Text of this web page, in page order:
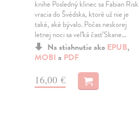
knihe Posledný klinec sa Fabian Risk
vracia do Švédska, ktoré už nie je
také, aké bývalo. Počas neskorej
letnej noci sa veľká časť Skane…
Na stiahnutie ako EPUB,
MOBI a PDF
16,00 €